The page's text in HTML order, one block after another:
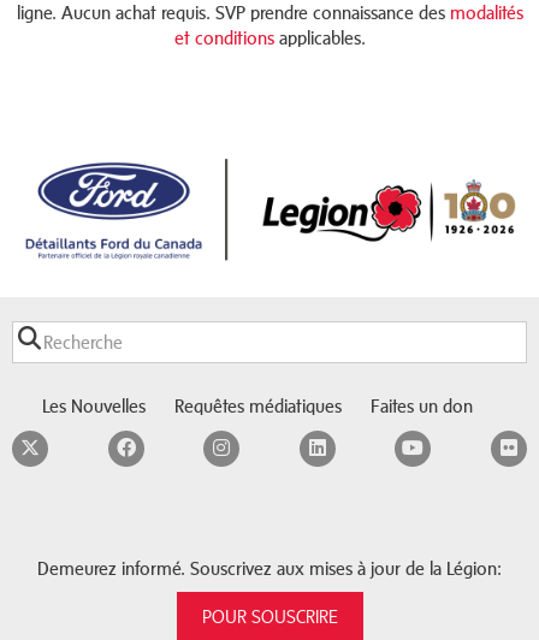
ligne. Aucun achat requis. SVP prendre connaissance des modalités
et conditionsapplicables.
Les Nouvelles Requêtes médiatiques Faites un don
TwitterFacebookInstagramLinkedInYouTube
Demeurez informé. Souscrivez aux mises à jour de la Légion:
POUR SOUSCRIRE